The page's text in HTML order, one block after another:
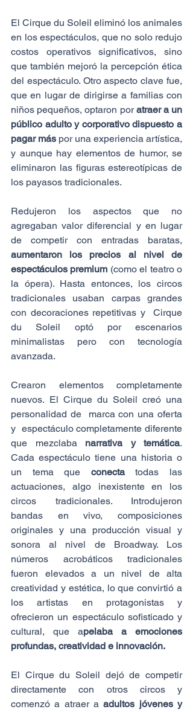
El Cirque du Soleil eliminó los animales
en los espectáculos, que no solo redujo
costos operativos significativos, sino
que también mejoró la percepción ética
del espectáculo. Otro aspecto clave fue,
que en lugar de dirigirse a familias con
niños pequeños, optaron por atraer a un
público adulto y corporativo dispuesto a
pagar más por una experiencia artística,
y aunque hay elementos de humor, se
eliminaron las figuras estereotípicas de
los payasos tradicionales.
Redujeron los aspectos que no
agregaban valor diferencial y en lugar
aumentaron los precios al nivel de
espectáculos premium (como el teatro o
la ópera). Hasta entonces, los circos
tradicionales usaban carpas grandes
con decoraciones repetitivas y  Cirque
du Soleil optó por escenarios
minimalistas pero con tecnología
avanzada.
Crearon elementos completamente
nuevos. El Cirque du Soleil creó una
personalidad de  marca con una oferta
y  espectáculo completamente diferente
que mezclaba narrativa y temática.
Cada espectáculo tiene una historia o
un tema que conecta todas las
actuaciones, algo inexistente en los
circos tradicionales. Introdujeron
bandas en vivo, composiciones
originales y una producción visual y
sonora al nivel de Broadway. Los
números acrobáticos tradicionales
fueron elevados a un nivel de alta
creatividad y estética, lo que convirtió a
los artistas en protagonistas y
ofrecieron un espectáculo sofisticado y
cultural, que apelaba a emociones
profundas, creatividad e innovación.
El Cirque du Soleil dejó de competir
directamente con otros circos y
comenzó a atraer a adultos jóvenes y